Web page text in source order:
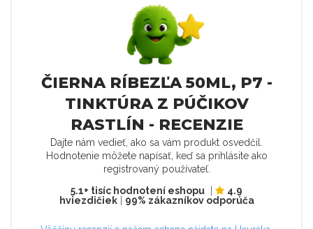
ČIERNA RÍBEZĽA 50ML, P7 -
TINKTÚRA Z PÚČIKOV
RASTLÍN - RECENZIE
Dajte nám vedieť, ako sa vám produkt osvedčil.
Hodnotenie môžete napísať, keď sa prihlásite ako
registrovaný používateľ.
5.1+ tisíc hodnotení eshopu
4.9
hviezdičiek| 99% zákazníkov odporúča